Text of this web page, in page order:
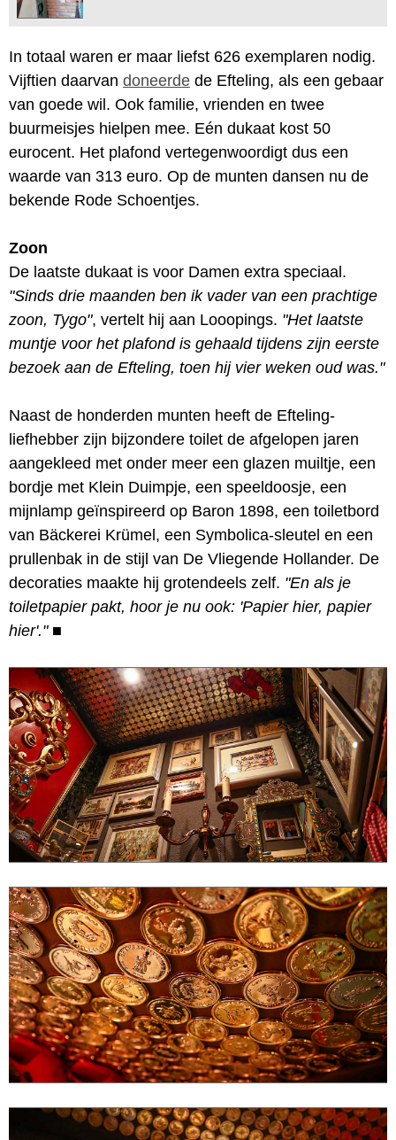
In totaal waren er maar liefst 626 exemplaren nodig.
Vijftien daarvan doneerde de Efteling, als een gebaar
van goede wil. Ook familie, vrienden en twee
buurmeisjes hielpen mee. Eén dukaat kost 50
eurocent. Het plafond vertegenwoordigt dus een
waarde van 313 euro. Op de munten dansen nu de
bekende Rode Schoentjes.
Zoon
De laatste dukaat is voor Damen extra speciaal.
"Sinds drie maanden ben ik vader van een prachtige
zoon, Tygo", vertelt hij aan Looopings. "Het laatste
muntje voor het plafond is gehaald tijdens zijn eerste
bezoek aan de Efteling, toen hij vier weken oud was."
Naast de honderden munten heeft de Efteling-
liefhebber zijn bijzondere toilet de afgelopen jaren
aangekleed met onder meer een glazen muiltje, een
bordje met Klein Duimpje, een speeldoosje, een
mijnlamp geïnspireerd op Baron 1898, een toiletbord
van Bäckerei Krümel, een Symbolica-sleutel en een
prullenbak in de stijl van De Vliegende Hollander. De
decoraties maakte hij grotendeels zelf. "En als je
toiletpapier pakt, hoor je nu ook: 'Papier hier, papier
hier'." ■